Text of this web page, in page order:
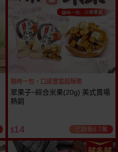
隨時一包，口感豐富超酥脆
翠果子~綜合米果(20g) 美式賣場
熱銷
$14 已銷售6.7萬